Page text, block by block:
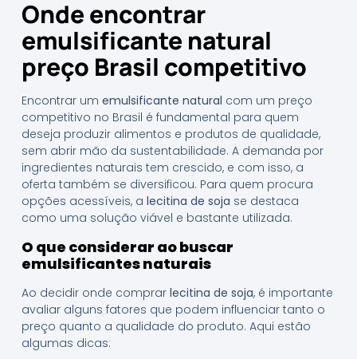
Onde encontrar
emulsificante natural
preço Brasil competitivo
Encontrar um emulsificante natural com um preço
competitivo no Brasil é fundamental para quem
deseja produzir alimentos e produtos de qualidade,
sem abrir mão da sustentabilidade. A demanda por
ingredientes naturais tem crescido, e com isso, a
oferta também se diversificou. Para quem procura
opções acessíveis, a lecitina de soja se destaca
como uma solução viável e bastante utilizada.
O que considerar ao buscar
emulsificantes naturais
Ao decidir onde comprar lecitina de soja, é importante
avaliar alguns fatores que podem influenciar tanto o
preço quanto a qualidade do produto. Aqui estão
algumas dicas: